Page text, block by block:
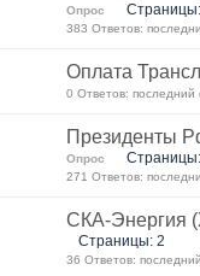
Опрос
383 Ответов:
Оплата
0 Ответов: последний
Президенты
Опрос
271 Ответов:
СКА-Энергия
Страницы: 2
36 Ответов: